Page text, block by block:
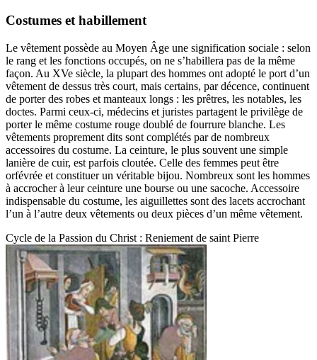
Costumes et habillement
Le vêtement possède au Moyen Âge une signification sociale : selon
le rang et les fonctions occupés, on ne s’habillera pas de la même
façon. Au XVe siècle, la plupart des hommes ont adopté le port d’un
vêtement de dessus très court, mais certains, par décence, continuent
de porter des robes et manteaux longs : les prêtres, les notables, les
doctes. Parmi ceux-ci, médecins et juristes partagent le privilège de
porter le même costume rouge doublé de fourrure blanche. Les
vêtements proprement dits sont complétés par de nombreux
accessoires du costume. La ceinture, le plus souvent une simple
lanière de cuir, est parfois cloutée. Celle des femmes peut être
orfévrée et constituer un véritable bijou. Nombreux sont les hommes
à accrocher à leur ceinture une bourse ou une sacoche. Accessoire
indispensable du costume, les aiguillettes sont des lacets accrochant
l’un à l’autre deux vêtements ou deux pièces d’un même vêtement.
Cycle de la Passion du Christ : Reniement de saint Pierre